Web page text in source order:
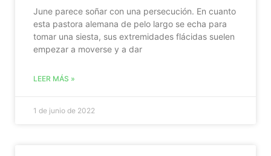
June parece soñar con una persecución. En cuanto
esta pastora alemana de pelo largo se echa para
tomar una siesta, sus extremidades flácidas suelen
empezar a moverse y a dar
LEER MÁS »
1 de junio de 2022